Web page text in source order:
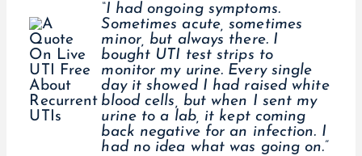
“I had ongoing symptoms.
Sometimes acute, sometimes
minor, but always there. I
bought UTI test strips to
monitor my urine. Every single
day it showed I had raised white
blood cells, but when I sent my
urine to a lab, it kept coming
back negative for an infection. I
had no idea what was going on.”